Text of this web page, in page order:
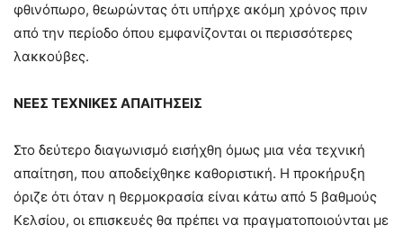
φθινόπωρο, θεωρώντας ότι υπήρχε ακόμη χρόνος πριν
από την περίοδο όπου εμφανίζονται οι περισσότερες
λακκούβες.
ΝΕΕΣ ΤΕΧΝΙΚΕΣ ΑΠΑΙΤΗΣΕΙΣ
Στο δεύτερο διαγωνισμό εισήχθη όμως μια νέα τεχνική
απαίτηση, που αποδείχθηκε καθοριστική. Η προκήρυξη
όριζε ότι όταν η θερμοκρασία είναι κάτω από 5 βαθμούς
Κελσίου, οι επισκευές θα πρέπει να πραγματοποιούνται με